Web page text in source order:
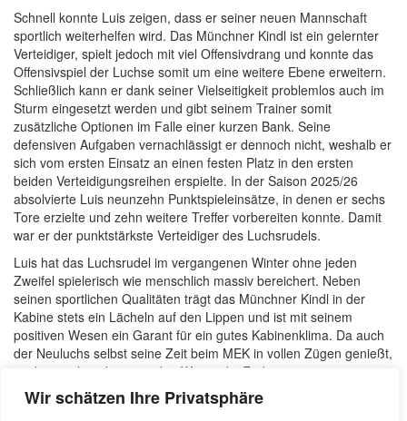
Wir schätzen Ihre Privatsphäre
Schnell konnte Luis zeigen, dass er seiner neuen Mannschaft
sportlich weiterhelfen wird. Das Münchner Kindl ist ein gelernter
Verteidiger, spielt jedoch mit viel Offensivdrang und konnte das
Offensivspiel der Luchse somit um eine weitere Ebene erweitern.
Schließlich kann er dank seiner Vielseitigkeit problemlos auch im
Sturm eingesetzt werden und gibt seinem Trainer somit
zusätzliche Optionen im Falle einer kurzen Bank. Seine
defensiven Aufgaben vernachlässigt er dennoch nicht, weshalb er
sich vom ersten Einsatz an einen festen Platz in den ersten
beiden Verteidigungsreihen erspielte. In der Saison 2025/26
absolvierte Luis neunzehn Punktspieleinsätze, in denen er sechs
Tore erzielte und zehn weitere Treffer vorbereiten konnte. Damit
war er der punktstärkste Verteidiger des Luchsrudels.
Luis hat das Luchsrudel im vergangenen Winter ohne jeden
Zweifel spielerisch wie menschlich massiv bereichert. Neben
seinen sportlichen Qualitäten trägt das Münchner Kindl in der
Kabine stets ein Lächeln auf den Lippen und ist mit seinem
positiven Wesen ein Garant für ein gutes Kabinenklima. Da auch
der Neuluchs selbst seine Zeit beim MEK in vollen Zügen genießt,
wird er auch im kommenden Winter die Farben seiner
Heimatstadt tragen.